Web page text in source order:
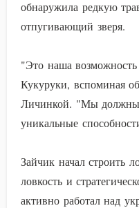
обнаружила редкую
отпугивающий зверя.
"Это наша
Кукуруки, вспоминая
Личинкой. "Мы должны
уникальные
Зайчик начал строить
ловкость и
активно работал над